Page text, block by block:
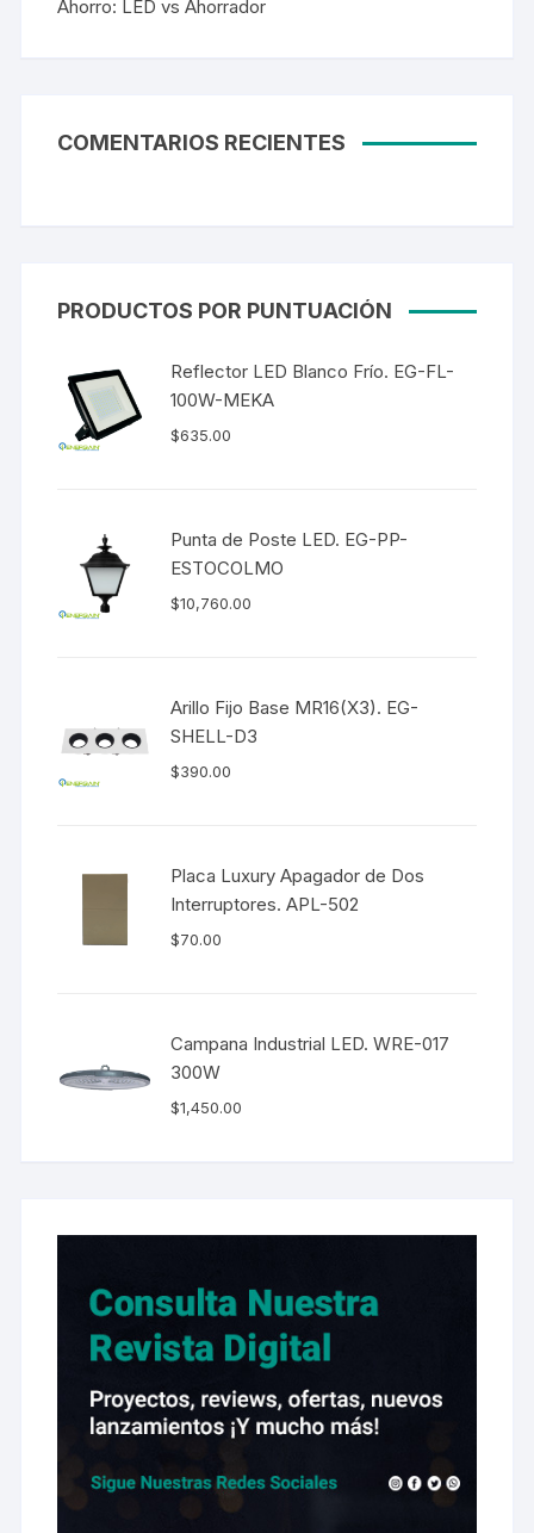
Ahorro: LED vs Ahorrador
COMENTARIOS RECIENTES
PRODUCTOS POR PUNTUACIÓN
Reflector LED Blanco Frío. EG-FL-
100W-MEKA
$635.00
Punta de Poste LED. EG-PP-
ESTOCOLMO
$10,760.00
Arillo Fijo Base MR16(X3). EG-
SHELL-D3
$390.00
Placa Luxury Apagador de Dos
Interruptores. APL-502
$70.00
Campana Industrial LED. WRE-017
300W
$1,450.00